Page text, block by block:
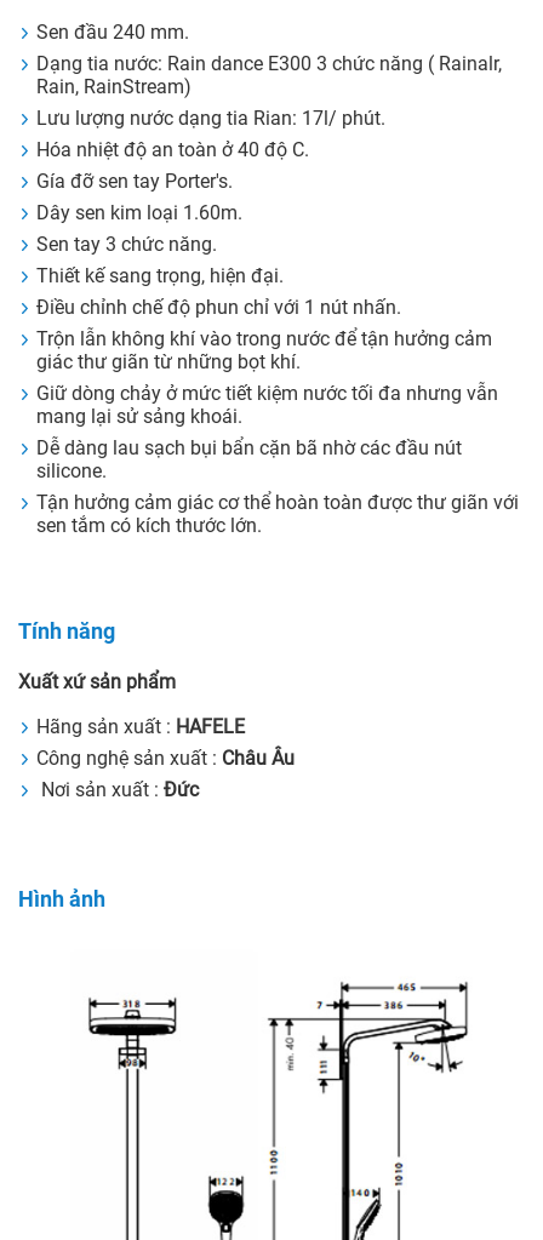
Sen đầu 240 mm.
Dạng tia nước: Rain dance E300 3 chức năng ( Rainalr,
Rain, RainStream)
Lưu lượng nước dạng tia Rian: 17l/ phút.
Hóa nhiệt độ an toàn ở 40 độ C.
Gía đỡ sen tay Porter's.
Dây sen kim loại 1.60m.
Sen tay 3 chức năng.
Thiết kế sang trọng, hiện đại.
Điều chỉnh chế độ phun chỉ với 1 nút nhấn.
Trộn lẫn không khí vào trong nước để tận hưởng cảm
giác thư giãn từ những bọt khí.
Giữ dòng chảy ở mức tiết kiệm nước tối đa nhưng vẫn
mang lại sử sảng khoái.
Dễ dàng lau sạch bụi bẩn cặn bã nhờ các đầu nút
silicone.
Tận hưởng cảm giác cơ thể hoàn toàn được thư giãn với
sen tắm có kích thước lớn.
Tính năng
Xuất xứ sản phẩm
Hãng sản xuất : HAFELE
Công nghệ sản xuất : Châu Âu
Nơi sản xuất : Đức
Hình ảnh